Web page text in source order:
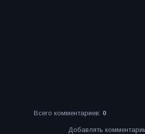
Всего комментариев: 0
Добавлять